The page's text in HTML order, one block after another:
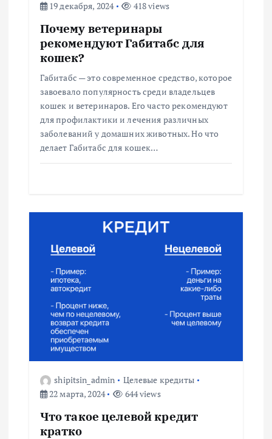
19 декабря, 2024 418 views
Почему ветеринары
рекомендуют Габитабс для
кошек?
Габитабс — это современное средство, которое
завоевало популярность среди владельцев
кошек и ветеринаров. Его часто рекомендуют
для профилактики и лечения различных
заболеваний у домашних животных. Но что
делает Габитабс для кошек…
shipitsin_admin
Целевые кредиты
22 марта, 2024
644 views
Что такое целевой кредит
кратко